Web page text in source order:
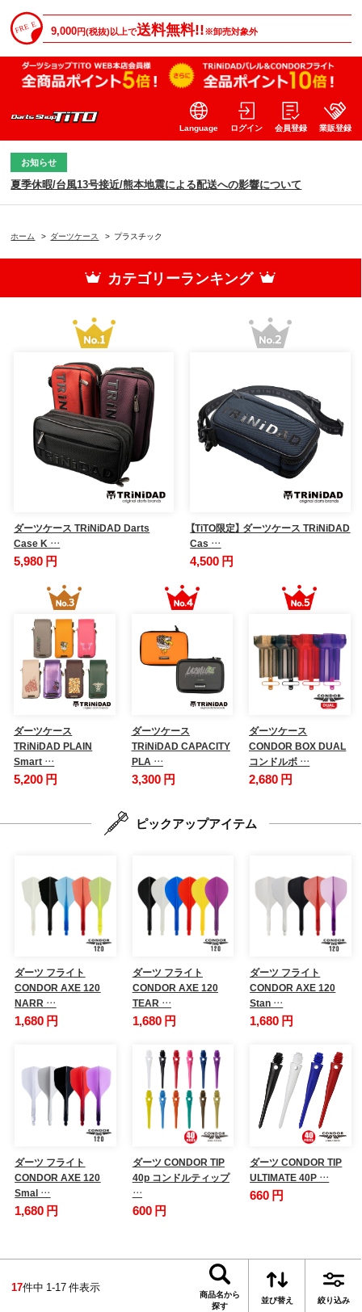
9,000円(税抜)以上で送料無料!!※卸売対象外
Language ログイン 会員登録 業販登録
お知らせ
夏季休暇/台風13号接近/熊本地震による配送への影響について
ホーム > ダーツケース > プラスチック
カテゴリーランキング
ダーツケース TRiNiDAD Darts
Case K …
5,980 円
【TiTO限定】 ダーツケース TRiNiDAD
Cas …
4,500 円
ダーツケース
TRiNiDAD PLAIN
Smart …
5,200 円
ダーツケース
TRiNiDAD CAPACITY
PLA …
3,300 円
ダーツケース
CONDOR BOX DUAL
コンドルボ …
2,680 円
ピックアップアイテム
ダーツ フライト
CONDOR AXE 120
NARR …
1,680 円
ダーツ フライト
CONDOR AXE 120
TEAR …
1,680 円
ダーツ フライト
CONDOR AXE 120
Stan …
1,680 円
ダーツ フライト
CONDOR AXE 120
Smal …
1,680 円
ダーツ CONDOR TIP
40p コンドルティップ
…
600 円
ダーツ CONDOR TIP
ULTIMATE 40P …
660 円
17件中 1-17 件表示
商品名から
探す
並び替え 絞り込み